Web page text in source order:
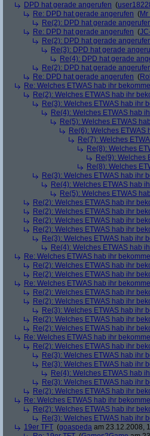
DPD hat gerade angerufen (
Re: DPD hat gerade angerufen (Mr
Re(2): DPD hat gerade
Re: DPD hat gerade angerufen (
Re(2): DPD hat gerade
Re(3): DPD hat gerade
Re(4): DPD hat gerade
Re(2): DPD hat gerade
Re: DPD hat gerade angerufen (
Re: Welches ETWAS hab ihr
Re(2): Welches ETWAS hab ihr
Re(3): Welches ETWAS hab ihr
Re(4): Welches ETWAS hab
Re(5): Welches ETWAS
Re(6): Welches ETWAS
Re(7): Welches
Re(8): Welches
Re(9): Welches
Re(8): Welches
Re(3): Welches ETWAS hab ihr
Re(4): Welches ETWAS hab
Re(5): Welches ETWAS
Re(2): Welches ETWAS hab ihr
Re(2): Welches ETWAS hab ihr
Re(2): Welches ETWAS hab ihr
Re(2): Welches ETWAS hab ihr
Re(3): Welches ETWAS hab ihr
Re(4): Welches ETWAS hab
Re: Welches ETWAS hab ihr
Re(2): Welches ETWAS hab ihr
Re(2): Welches ETWAS hab ihr
Re: Welches ETWAS hab ihr
Re(2): Welches ETWAS hab ihr
Re(2): Welches ETWAS hab ihr
Re(3): Welches ETWAS hab ihr
Re(2): Welches ETWAS hab ihr
Re(2): Welches ETWAS hab ihr
Re: Welches ETWAS hab ihr
Re(2): Welches ETWAS hab ihr
Re(3): Welches ETWAS hab ihr
Re(3): Welches ETWAS hab ihr
Re(4): Welches ETWAS hab
Re(3): Welches ETWAS hab ihr
Re(2): Welches ETWAS hab ihr
Re: Welches ETWAS hab ihr
Re(2): Welches ETWAS hab ihr
Re(3): Welches ETWAS hab ihr
19er TFT (goaspeda am 23.12.2008,